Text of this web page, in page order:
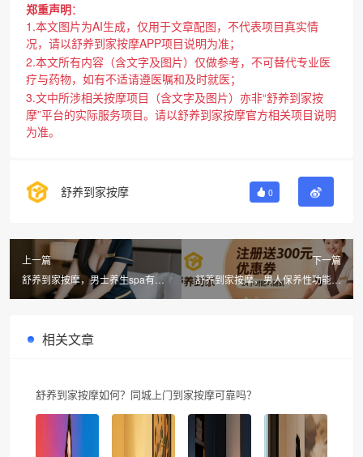
郑重声明：
1.本文图片为AI生成，仅用于文章配图，不代表项目真实情
况，请以舒养到家按摩APP项目说明为准；
2.本文所有内容（含文字及图片）仅做参考，不可替代专业医
疗与药物，如有不适请遵医嘱和及时就医；
3.文中所涉相关按摩项目（含文字及图片）亦非“舒养到家按
摩”平台的实际服务项目。请以舒养到家按摩官方相关项目说明
为准。
舒养到家按摩 0
上一篇
舒养到家按摩，男士养生spa有什
么项目？柔式spa男士保健新体验
下一篇
舒养到家按摩，男人保养性功能的
方法与柔式spa男士保健指南
相关文章
舒养到家按摩如何？同城上门到家按摩可靠吗？